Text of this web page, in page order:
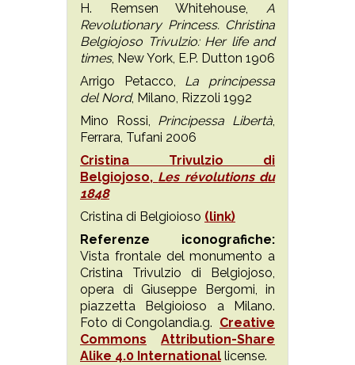
H. Remsen Whitehouse, A
Revolutionary Princess. Christina
Belgiojoso Trivulzio: Her life and
times, New York, E.P. Dutton 1906
Arrigo Petacco, La principessa
del Nord, Milano, Rizzoli 1992
Mino Rossi, Principessa Libertà,
Ferrara, Tufani 2006
Cristina Trivulzio di
Belgiojoso, Les révolutions du
1848
Cristina di Belgioioso (link)
Referenze iconografiche:
Vista frontale del monumento a
Cristina Trivulzio di Belgiojoso,
opera di Giuseppe Bergomi, in
piazzetta Belgioioso a Milano.
Foto di Congolandia.g. Creative
Commons
Attribution-Share
Alike 4.0 International license.